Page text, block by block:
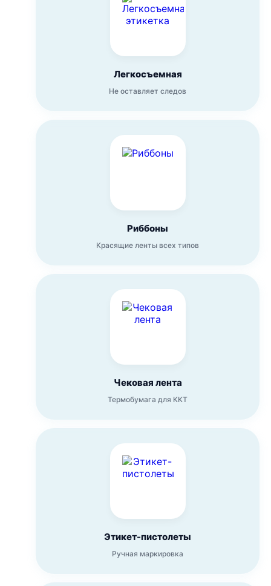
Легкосъемная
Не оставляет следов
Риббоны
Красящие ленты всех типов
Чековая лента
Термобумага для ККТ
Этикет-пистолеты
Ручная маркировка